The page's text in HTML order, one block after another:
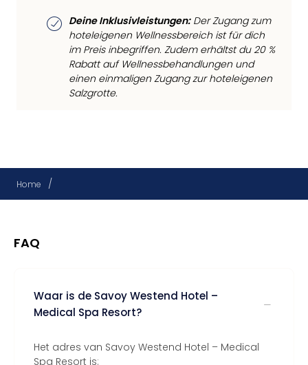
Deine Inklusivleistungen:Der Zugang zum
hoteleigenen Wellnessbereich ist für dich
im Preis inbegriffen. Zudem erhältst du 20 %
Rabatt auf Wellnessbehandlungen und
einen einmaligen Zugang zur hoteleigenen
Salzgrotte.
Home /
FAQ
Waar is de Savoy Westend Hotel –
Medical Spa Resort?
Het adres van Savoy Westend Hotel – Medical
Spa Resort is: